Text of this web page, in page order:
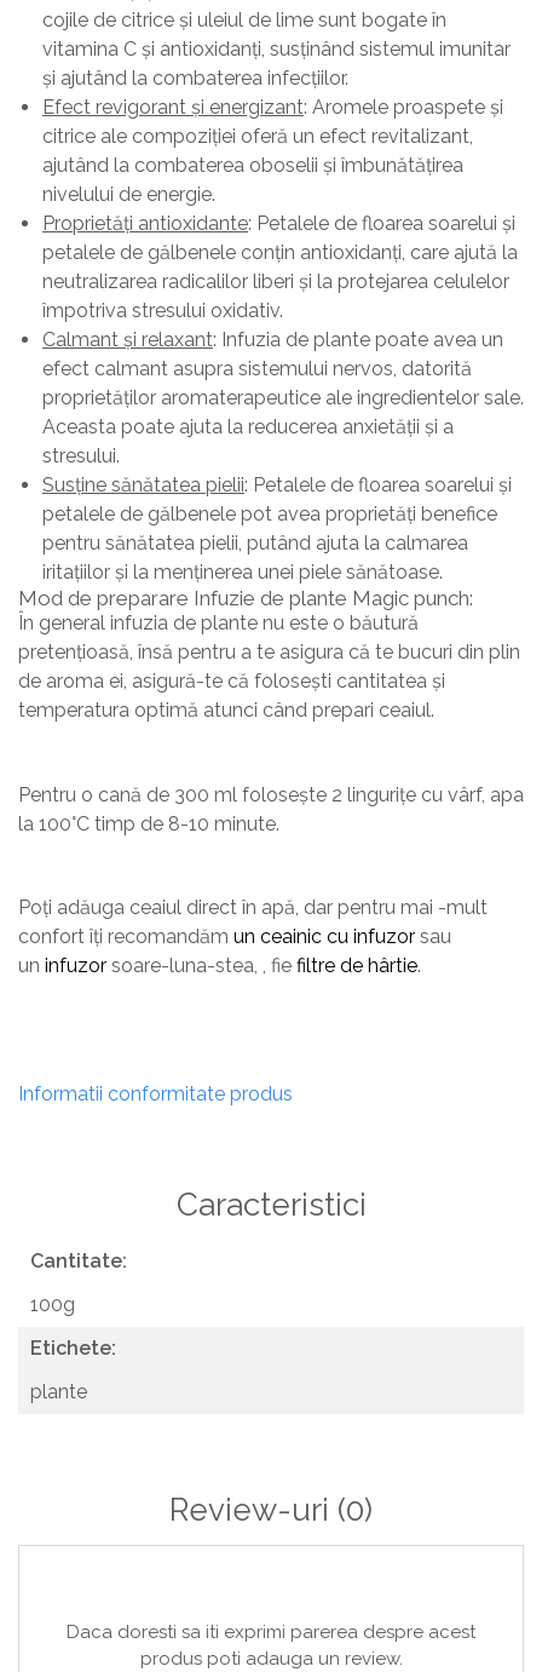
cojile de citrice și uleiul de lime sunt bogate în
vitamina C și antioxidanți, susținând sistemul imunitar
și ajutând la combaterea infecțiilor.
Efect revigorant și energizant: Aromele proaspete și
citrice ale compoziției oferă un efect revitalizant,
ajutând la combaterea oboselii și îmbunătățirea
nivelului de energie.
Proprietăți antioxidante: Petalele de floarea soarelui și
petalele de gălbenele conțin antioxidanți, care ajută la
neutralizarea radicalilor liberi și la protejarea celulelor
împotriva stresului oxidativ.
Calmant și relaxant: Infuzia de plante poate avea un
efect calmant asupra sistemului nervos, datorită
proprietăților aromaterapeutice ale ingredientelor sale.
Aceasta poate ajuta la reducerea anxietății și a
stresului.
Susține sănătatea pielii: Petalele de floarea soarelui și
petalele de gălbenele pot avea proprietăți benefice
pentru sănătatea pielii, putând ajuta la calmarea
iritațiilor și la menținerea unei piele sănătoase.
Mod de preparare Infuzie de plante Magic punch:
În general infuzia de plante nu este o băutură
pretențioasă, însă pentru a te asigura că te bucuri din plin
de aroma ei, asigură-te că folosești cantitatea și
temperatura optimă atunci când prepari ceaiul.
Pentru o cană de 300 ml folosește 2 lingurițe cu vârf, apa
la 100°C timp de 8-10 minute.
Poți adăuga ceaiul direct în apă, dar pentru mai -mult
confort îți recomandăm un ceainic cu infuzor sau
un infuzor soare-luna-stea, , fie filtre de hârtie.
Informatii conformitate produs
Caracteristici
Cantitate:
100g
Etichete:
plante
Review-uri (0)
Daca doresti sa iti exprimi parerea despre acest
produs poti adauga un review.